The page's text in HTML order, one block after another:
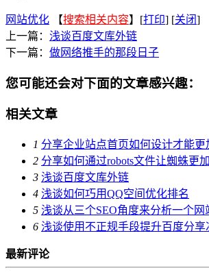
网站优化 【搜索相关内容】[打印] [关闭]
上一篇： 浅谈百度文库外链
下一篇： 做网络推手的那段日子
您可能还会对下面的文章感兴趣：
相关文章
1 分享企业站点首页如何设计才能更
2 分享如何通过robots文件让蜘蛛更
3 浅谈百度文库外链
4 浅谈如何巧用QQ空间优化排名
5 浅谈从三个SEO角度来分析一个网
6 浅谈使用不正规手段提升百度分
最新评论